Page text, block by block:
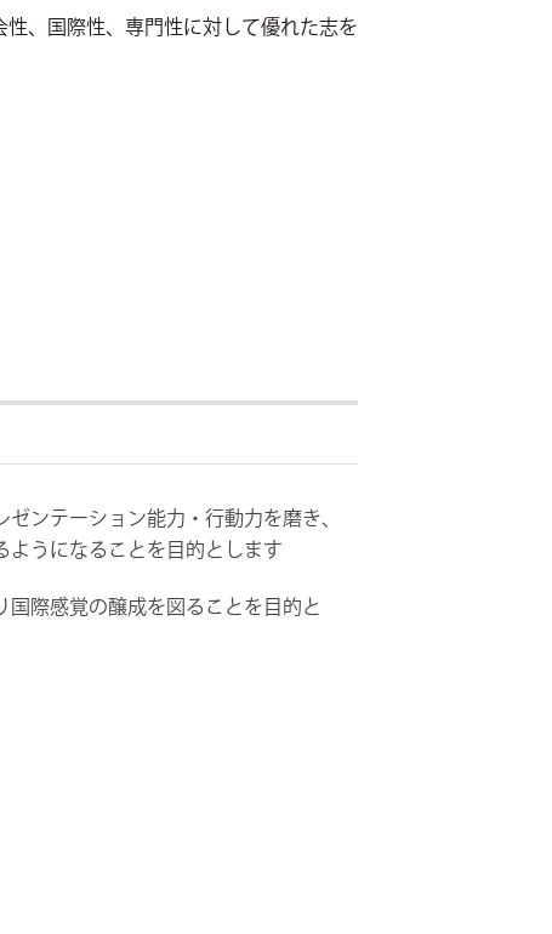
、国際性、専門性に対して優れた志を
ンテーション能力・行動力を磨き、
ようになることを目的とします
際感覚の醸成を図ることを目的と